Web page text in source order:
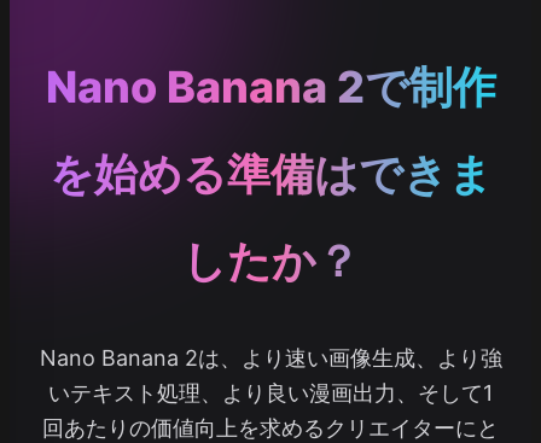
Nano Banana 2で制作
を始める準備はできま
したか？
Nano Banana 2は、より速い画像生成、より強
いテキスト処理、より良い漫画出力、そして1
回あたりの価値向上を求めるクリエイターにと